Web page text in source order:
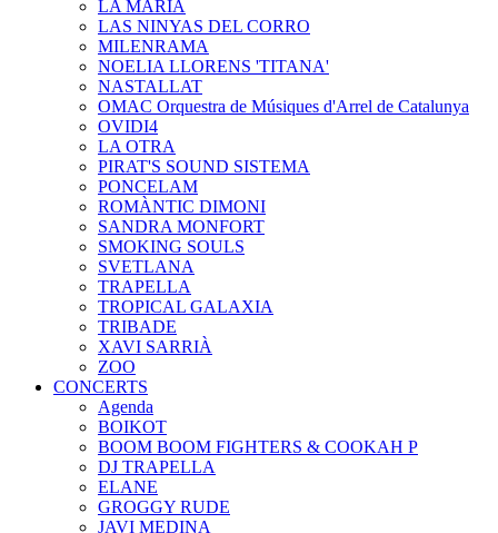
LA MARIA
LAS NINYAS DEL CORRO
MILENRAMA
NOELIA LLORENS 'TITANA'
NASTALLAT
OMAC Orquestra de Músiques d'Arrel de Catalunya
OVIDI4
LA OTRA
PIRAT'S SOUND SISTEMA
PONCELAM
ROMÀNTIC DIMONI
SANDRA MONFORT
SMOKING SOULS
SVETLANA
TRAPELLA
TROPICAL GALAXIA
TRIBADE
XAVI SARRIÀ
ZOO
CONCERTS
Agenda
BOIKOT
BOOM BOOM FIGHTERS & COOKAH P
DJ TRAPELLA
ELANE
GROGGY RUDE
JAVI MEDINA